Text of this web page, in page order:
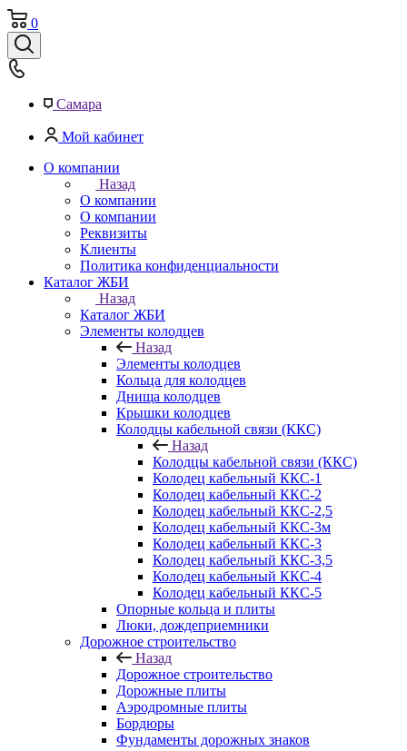
0
Самара
Мой кабинет
О компании
Назад
О компании
О компании
Реквизиты
Клиенты
Политика конфиденциальности
Каталог ЖБИ
Назад
Каталог ЖБИ
Элементы колодцев
Назад
Элементы колодцев
Кольца для колодцев
Днища колодцев
Крышки колодцев
Колодцы кабельной связи (ККС)
Назад
Колодцы кабельной связи (ККС)
Колодец кабельный ККС-1
Колодец кабельный ККС-2
Колодец кабельный ККС-2,5
Колодец кабельный ККС-3м
Колодец кабельный ККС-3
Колодец кабельный ККС-3,5
Колодец кабельный ККС-4
Колодец кабельный ККС-5
Опорные кольца и плиты
Люки, дождеприемники
Дорожное строительство
Назад
Дорожное строительство
Дорожные плиты
Аэродромные плиты
Бордюры
Фундаменты дорожных знаков